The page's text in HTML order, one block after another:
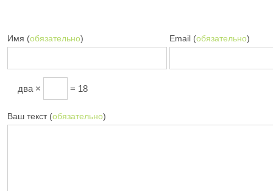
Имя (обязательно) Email (обязательно)
два × = 18
Ваш текст (обязательно)